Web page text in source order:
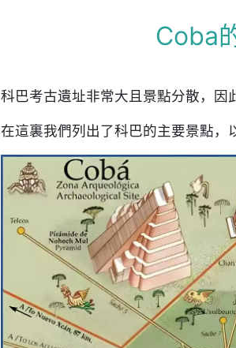
Coba
科巴考古遺址非常大且景點分散，因
在這裏我們列出了科巴的主要景點，